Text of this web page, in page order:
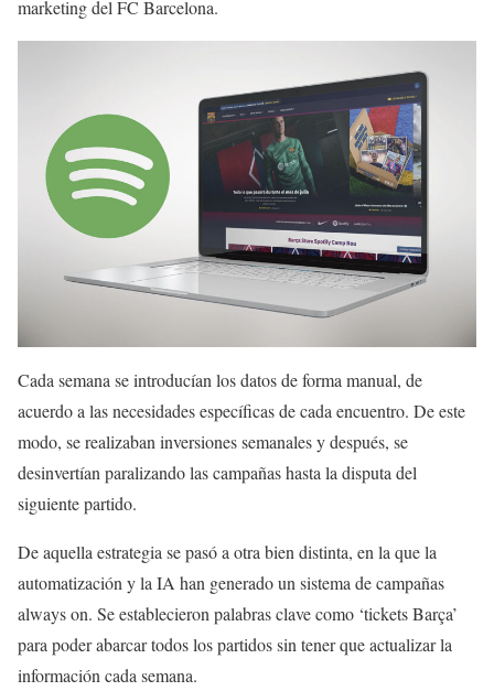
marketing del FC Barcelona.
Cada semana se introducían los datos de forma manual, de
acuerdo a las necesidades específicas de cada encuentro. De este
modo, se realizaban inversiones semanales y después, se
desinvertían paralizando las campañas hasta la disputa del
siguiente partido.
De aquella estrategia se pasó a otra bien distinta, en la que la
automatización y la IA han generado un sistema de campañas
always on. Se establecieron palabras clave como ‘tickets Barça’
para poder abarcar todos los partidos sin tener que actualizar la
información cada semana.